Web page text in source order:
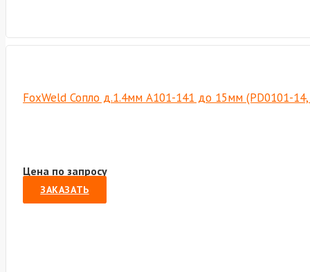
FoxWeld Сопло д.1.4мм А101-141 до 15мм (PD0101-
Цена по запросу
ЗАКАЗАТЬ